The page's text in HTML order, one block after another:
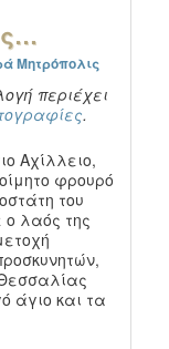
Μητρόπολις
περιέχει
.
Αχίλλειο,
φρουρό
του
ο λαός της
άγιο και τα